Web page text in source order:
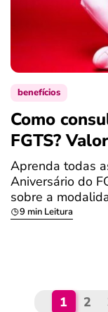
benefícios
Como
FGTS?
Aprenda todas
Aniversário do
sobre a
9 min Leitura
1 2